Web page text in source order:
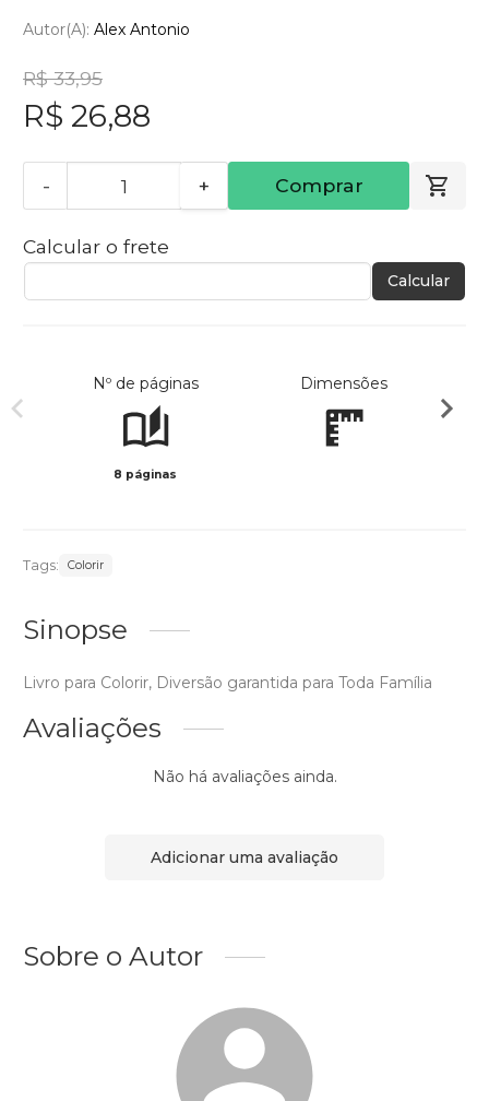
Autor(a): Alex Antonio
R$ 33,95
R$ 26,88
- + Comprar
Calcular o frete
Calcular
Nº de páginas
8 páginas
Dimensões
Tags: Colorir
Sinopse
Livro para Colorir, Diversão garantida para Toda Família
Avaliações
Não há avaliações ainda.
Adicionar uma avaliação
Sobre o Autor